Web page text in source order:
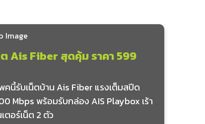
ต Ais Fiber สุดคุ้ม ราคา 599
คนี้รับเน็ตบ้าน Ais Fiber แรงเต็มสปีด
Mbps พร้อมรับกล่อง AIS Playbox เร้า
ตอร์เน็ต 2 ตัว